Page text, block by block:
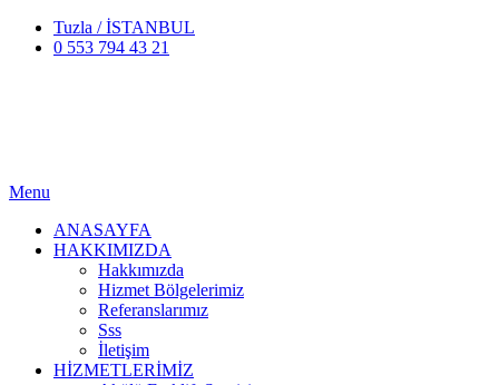
Tuzla / İSTANBUL
0 553 794 43 21
Menu
ANASAYFA
HAKKIMIZDA
Hakkımızda
Hizmet Bölgelerimiz
Referanslarımız
Sss
İletişim
HİZMETLERİMİZ